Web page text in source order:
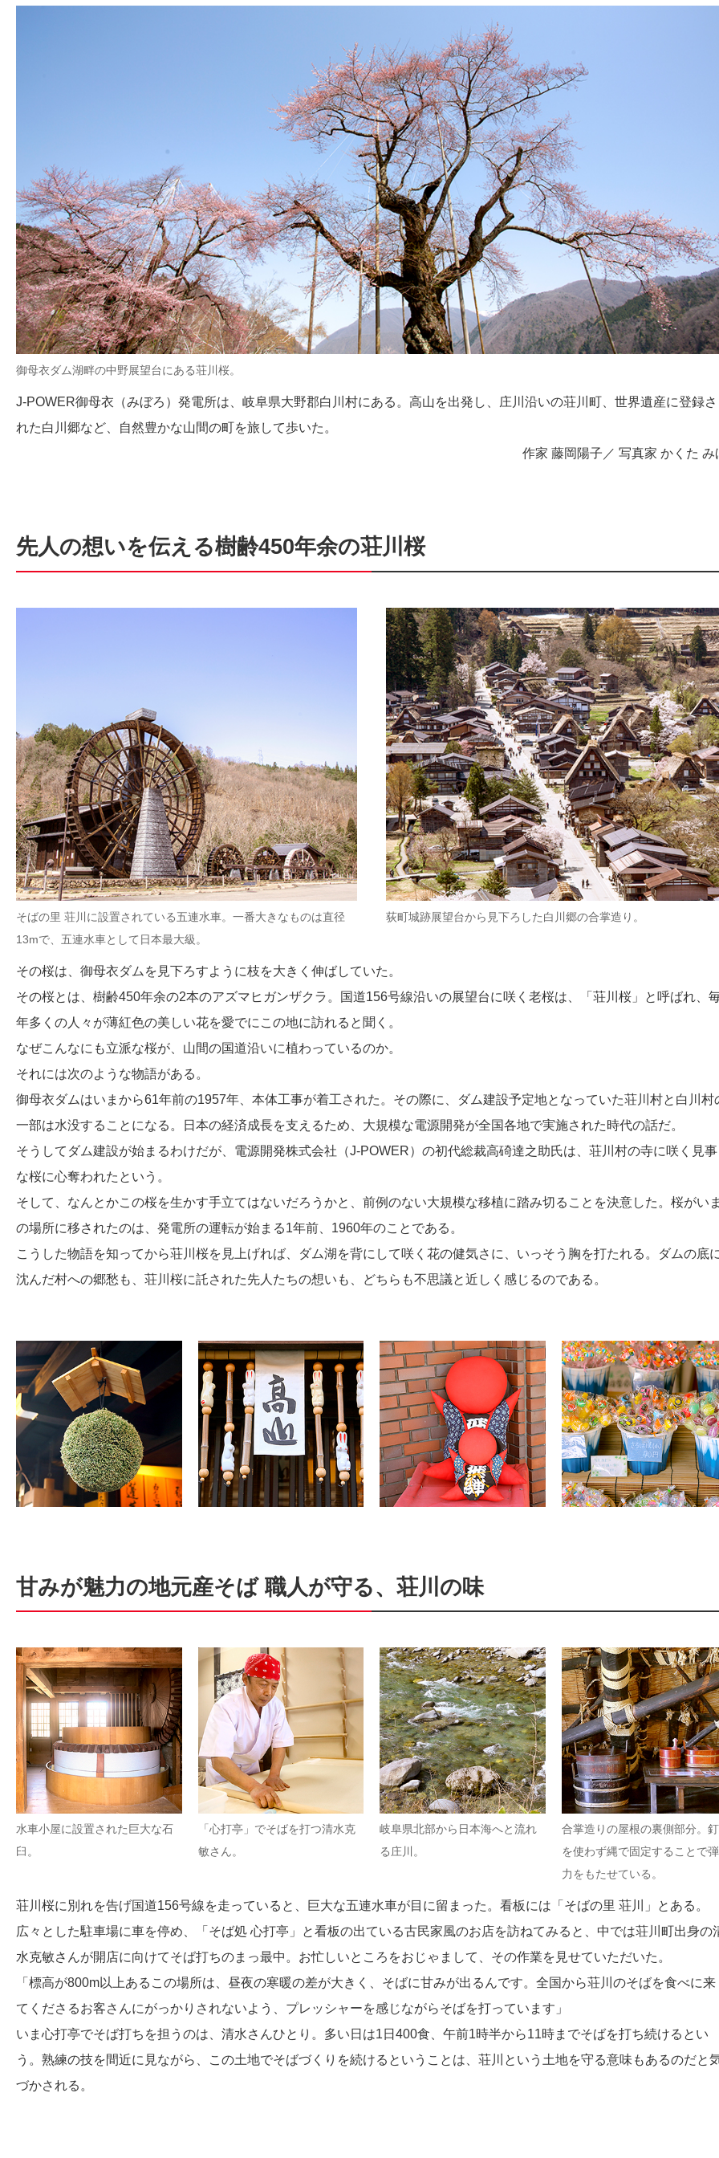
御母衣ダム湖畔の中野展望台にある荘川桜。
J-POWER御母衣（みぼろ）発電所は、岐阜県大野郡白川村にある。高山を出発し、庄川沿いの荘川町、世界遺産に登録さ
れた白川郷など、自然豊かな山間の町を旅して歩いた。
作家 藤岡陽子／ 写真家 かくた み
先人の想いを伝える樹齢450年余の荘川桜
そばの里 荘川に設置されている五連水車。一番大きなものは直径
13mで、五連水車として日本最大級。
荻町城跡展望台から見下ろした白川郷の合掌造り。
その桜は、御母衣ダムを見下ろすように枝を大きく伸ばしていた。
その桜とは、樹齢450年余の2本のアズマヒガンザクラ。国道156号線沿いの展望台に咲く老桜は、「荘川桜」と呼ばれ、
年多くの人々が薄紅色の美しい花を愛でにこの地に訪れると聞く。
なぜこんなにも立派な桜が、山間の国道沿いに植わっているのか。
それには次のような物語がある。
御母衣ダムはいまから61年前の1957年、本体工事が着工された。その際に、ダム建設予定地となっていた荘川村と白川村
一部は水没することになる。日本の経済成長を支えるため、大規模な電源開発が全国各地で実施された時代の話だ。
そうしてダム建設が始まるわけだが、電源開発株式会社（J-POWER）の初代総裁高碕達之助氏は、荘川村の寺に咲く見事
な桜に心奪われたという。
そして、なんとかこの桜を生かす手立てはないだろうかと、前例のない大規模な移植に踏み切ることを決意した。桜がい
の場所に移されたのは、発電所の運転が始まる1年前、1960年のことである。
こうした物語を知ってから荘川桜を見上げれば、ダム湖を背にして咲く花の健気さに、いっそう胸を打たれる。ダムの底
沈んだ村への郷愁も、荘川桜に託された先人たちの想いも、どちらも不思議と近しく感じるのである。
甘みが魅力の地元産そば 職人が守る、荘川の味
水車小屋に設置された巨大な石
臼。
「心打亭」でそばを打つ清水克
敏さん。
岐阜県北部から日本海へと流れ
る庄川。
合掌造りの屋根の裏側部分。釘
を使わず縄で固定することで弾
力をもたせている。
荘川桜に別れを告げ国道156号線を走っていると、巨大な五連水車が目に留まった。看板には「そばの里 荘川」とある。
広々とした駐車場に車を停め、「そば処 心打亭」と看板の出ている古民家風のお店を訪ねてみると、中では荘川町出身の
水克敏さんが開店に向けてそば打ちのまっ最中。お忙しいところをおじゃまして、その作業を見せていただいた。
「標高が800m以上あるこの場所は、昼夜の寒暖の差が大きく、そばに甘みが出るんです。全国から荘川のそばを食べに来
てくださるお客さんにがっかりされないよう、プレッシャーを感じながらそばを打っています」
いま心打亭でそば打ちを担うのは、清水さんひとり。多い日は1日400食、午前1時半から11時までそばを打ち続けるとい
う。熟練の技を間近に見ながら、この土地でそばづくりを続けるということは、荘川という土地を守る意味もあるのだと
づかされる。